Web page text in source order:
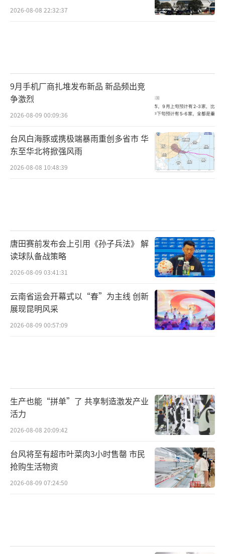
在他看来，亿元以上的豪宅房源具有稀缺
来自中原地产的数据显示，5月上海二手豪
宅成交总价最高的房源位于陆家嘴中粮海景壹
号，网签总价1.52亿元，单价超过38万元/平方
米，排名第二和第三的分别是佘山高尔夫郡和
西郊明苑别墅的两套房子，总价也都超过了1亿
元。
“亿元以下的豪宅房源都有竞品，价格有
的二手房价格继续下探，一套408平方米的房
源，预计7500万以上可成交，单价约在19万元/
平方米，低于小区同户型4万元-5万元/平方
2026-08-08 22:32:37
9月手机厂商扎堆发布新品 新品频出竞
争激烈
2026-08-09 00:09:36
台风白海豚或携极端暴雨重创多省市 华
东至华北将掀强风雨
2026-08-08 10:48:39
唐田赛前发布会上引用《孙子兵法》 解
读球队备战策略
2026-08-09 03:41:31
云南省运会开幕式以“春”为主线 创新
展现昆明风采
2026-08-09 00:57:09
生产也能“拼单”了 共享制造激发产业
活力
2026-08-08 20:09:42
台风将至有超市叶菜肉3小时售罄 市民
抢购生活物资
2026-08-09 07:24:50